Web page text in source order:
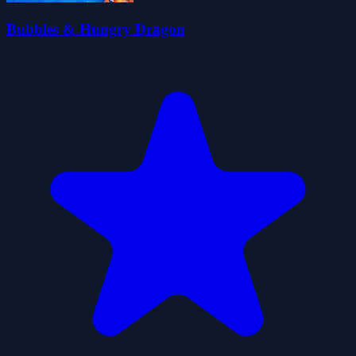
Bubbles & Hungry Dragon